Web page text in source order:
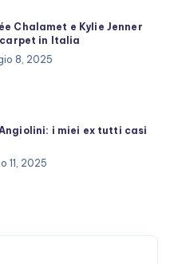
Chalamet e Kylie Jenner
in Italia
8, 2025
i miei ex tutti casi
11, 2025